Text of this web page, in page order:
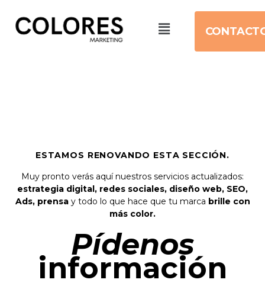
ESTAMOS RENOVANDO ESTA SECCIÓN.
Muy pronto verás aquí nuestros servicios actualizados:
estrategia digital, redes sociales, diseño web, SEO,
Ads, prensay todo lo que hace que tu marca brille con
más color.
Pídenos
información